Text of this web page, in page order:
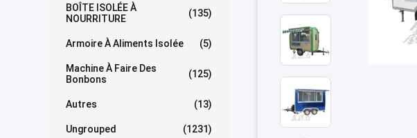
BOÎTE ISOLÉE À
NOURRITURE
(135)
Armoire À Aliments Isolée (5)
Machine À Faire Des
Bonbons
(125)
Autres (13)
Ungrouped (1231)